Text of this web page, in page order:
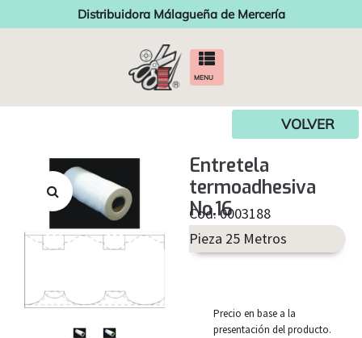
Distribuidora Málagueña de Mercería
MENU
VOLVER
Entretela
termoadhesiva
No.16
Cod. 0003188
Pieza 25 Metros
Precio en base a la
presentación del producto.